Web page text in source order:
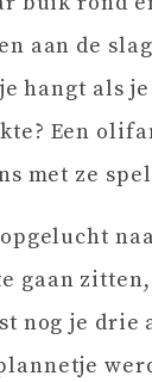
aan de
hangt als
Een
met ze
gaan
nog je drie